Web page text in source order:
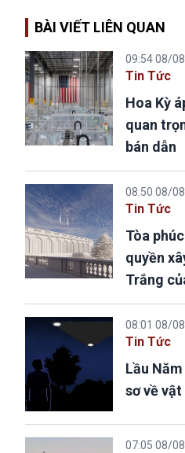
BÀI VIẾT LIÊN QUAN
09:54 08/
Tin Tức
Hoa Kỳ
quan
bán dẫn
08:50 08/
Tin Tức
Tòa
quyền
Trắng
08:01 08/
Tin Tức
Lầu
sơ về
07:05 08/